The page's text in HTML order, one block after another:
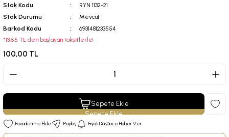
Stok Kodu
RYN 1132-21
Stok Durumu
Mevcut
Barkod Kodu
6931481233554
*13,55 TL den başlayan taksitlerle!
100,00 TL
Sepete Ekle
Paylaş Fiyatı Düşünce Haber Ver